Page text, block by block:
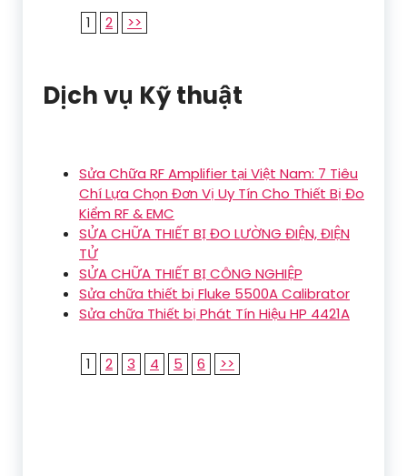
1 2 >>
Dịch vụ Kỹ thuật
Sửa Chữa RF Amplifier tại Việt Nam: 7 Tiêu
Chí Lựa Chọn Đơn Vị Uy Tín Cho Thiết Bị Đo
Kiểm RF & EMC
SỬA CHỮA THIẾT BỊ ĐO LƯỜNG ĐIỆN, ĐIỆN
TỬ
SỬA CHỮA THIẾT BỊ CÔNG NGHIỆP
Sửa chữa thiết bị Fluke 5500A Calibrator
Sửa chữa Thiết bị Phát Tín Hiệu HP 4421A
1 2 3 4 5 6 >>